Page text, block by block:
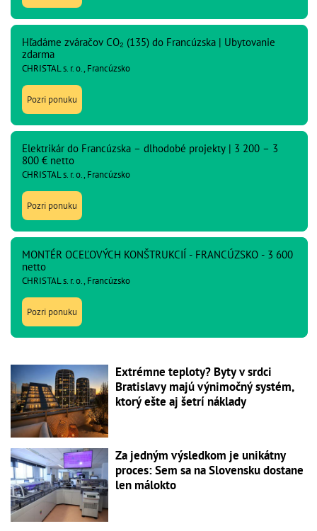
Hľadáme zváračov CO₂ (135) do Francúzska | Ubytovanie
zdarma
CHRISTAL s. r. o., Francúzsko
Pozri ponuku
Elektrikár do Francúzska – dlhodobé projekty | 3 200 – 3
800 € netto
CHRISTAL s. r. o., Francúzsko
Pozri ponuku
MONTÉR OCEĽOVÝCH KONŠTRUKCIÍ - FRANCÚZSKO - 3 600
netto
CHRISTAL s. r. o., Francúzsko
Pozri ponuku
Extrémne teploty? Byty v srdci
Bratislavy majú výnimočný systém,
ktorý ešte aj šetrí náklady
Za jedným výsledkom je unikátny
proces: Sem sa na Slovensku dostane
len málokto